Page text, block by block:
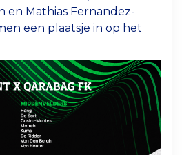
en Mathias Fernandez-
een plaatsje in op het